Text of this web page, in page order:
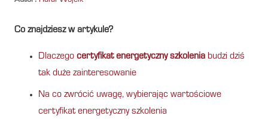
Co znajdziesz w artykule?
Dlaczego certyfikat energetyczny szkolenia budzi dziś
tak duże zainteresowanie
Na co zwrócić uwagę, wybierając wartościowe
certyfikat energetyczny szkolenia